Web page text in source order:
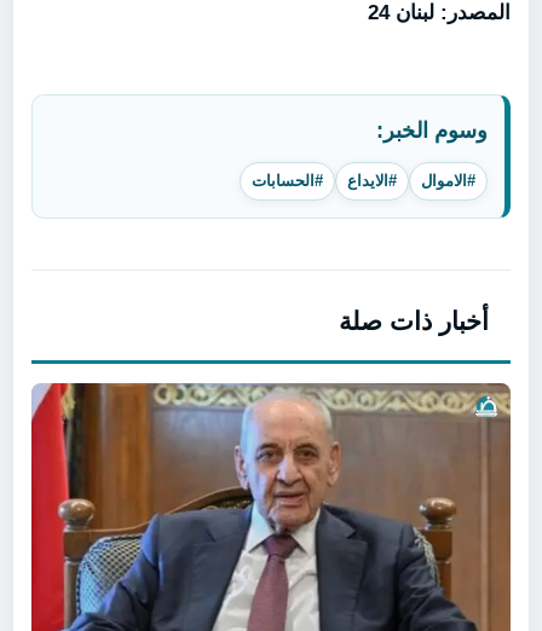
المصدر: لبنان 24
وسوم الخبر:
#الاموال #الايداع #الحسابات
أخبار ذات صلة